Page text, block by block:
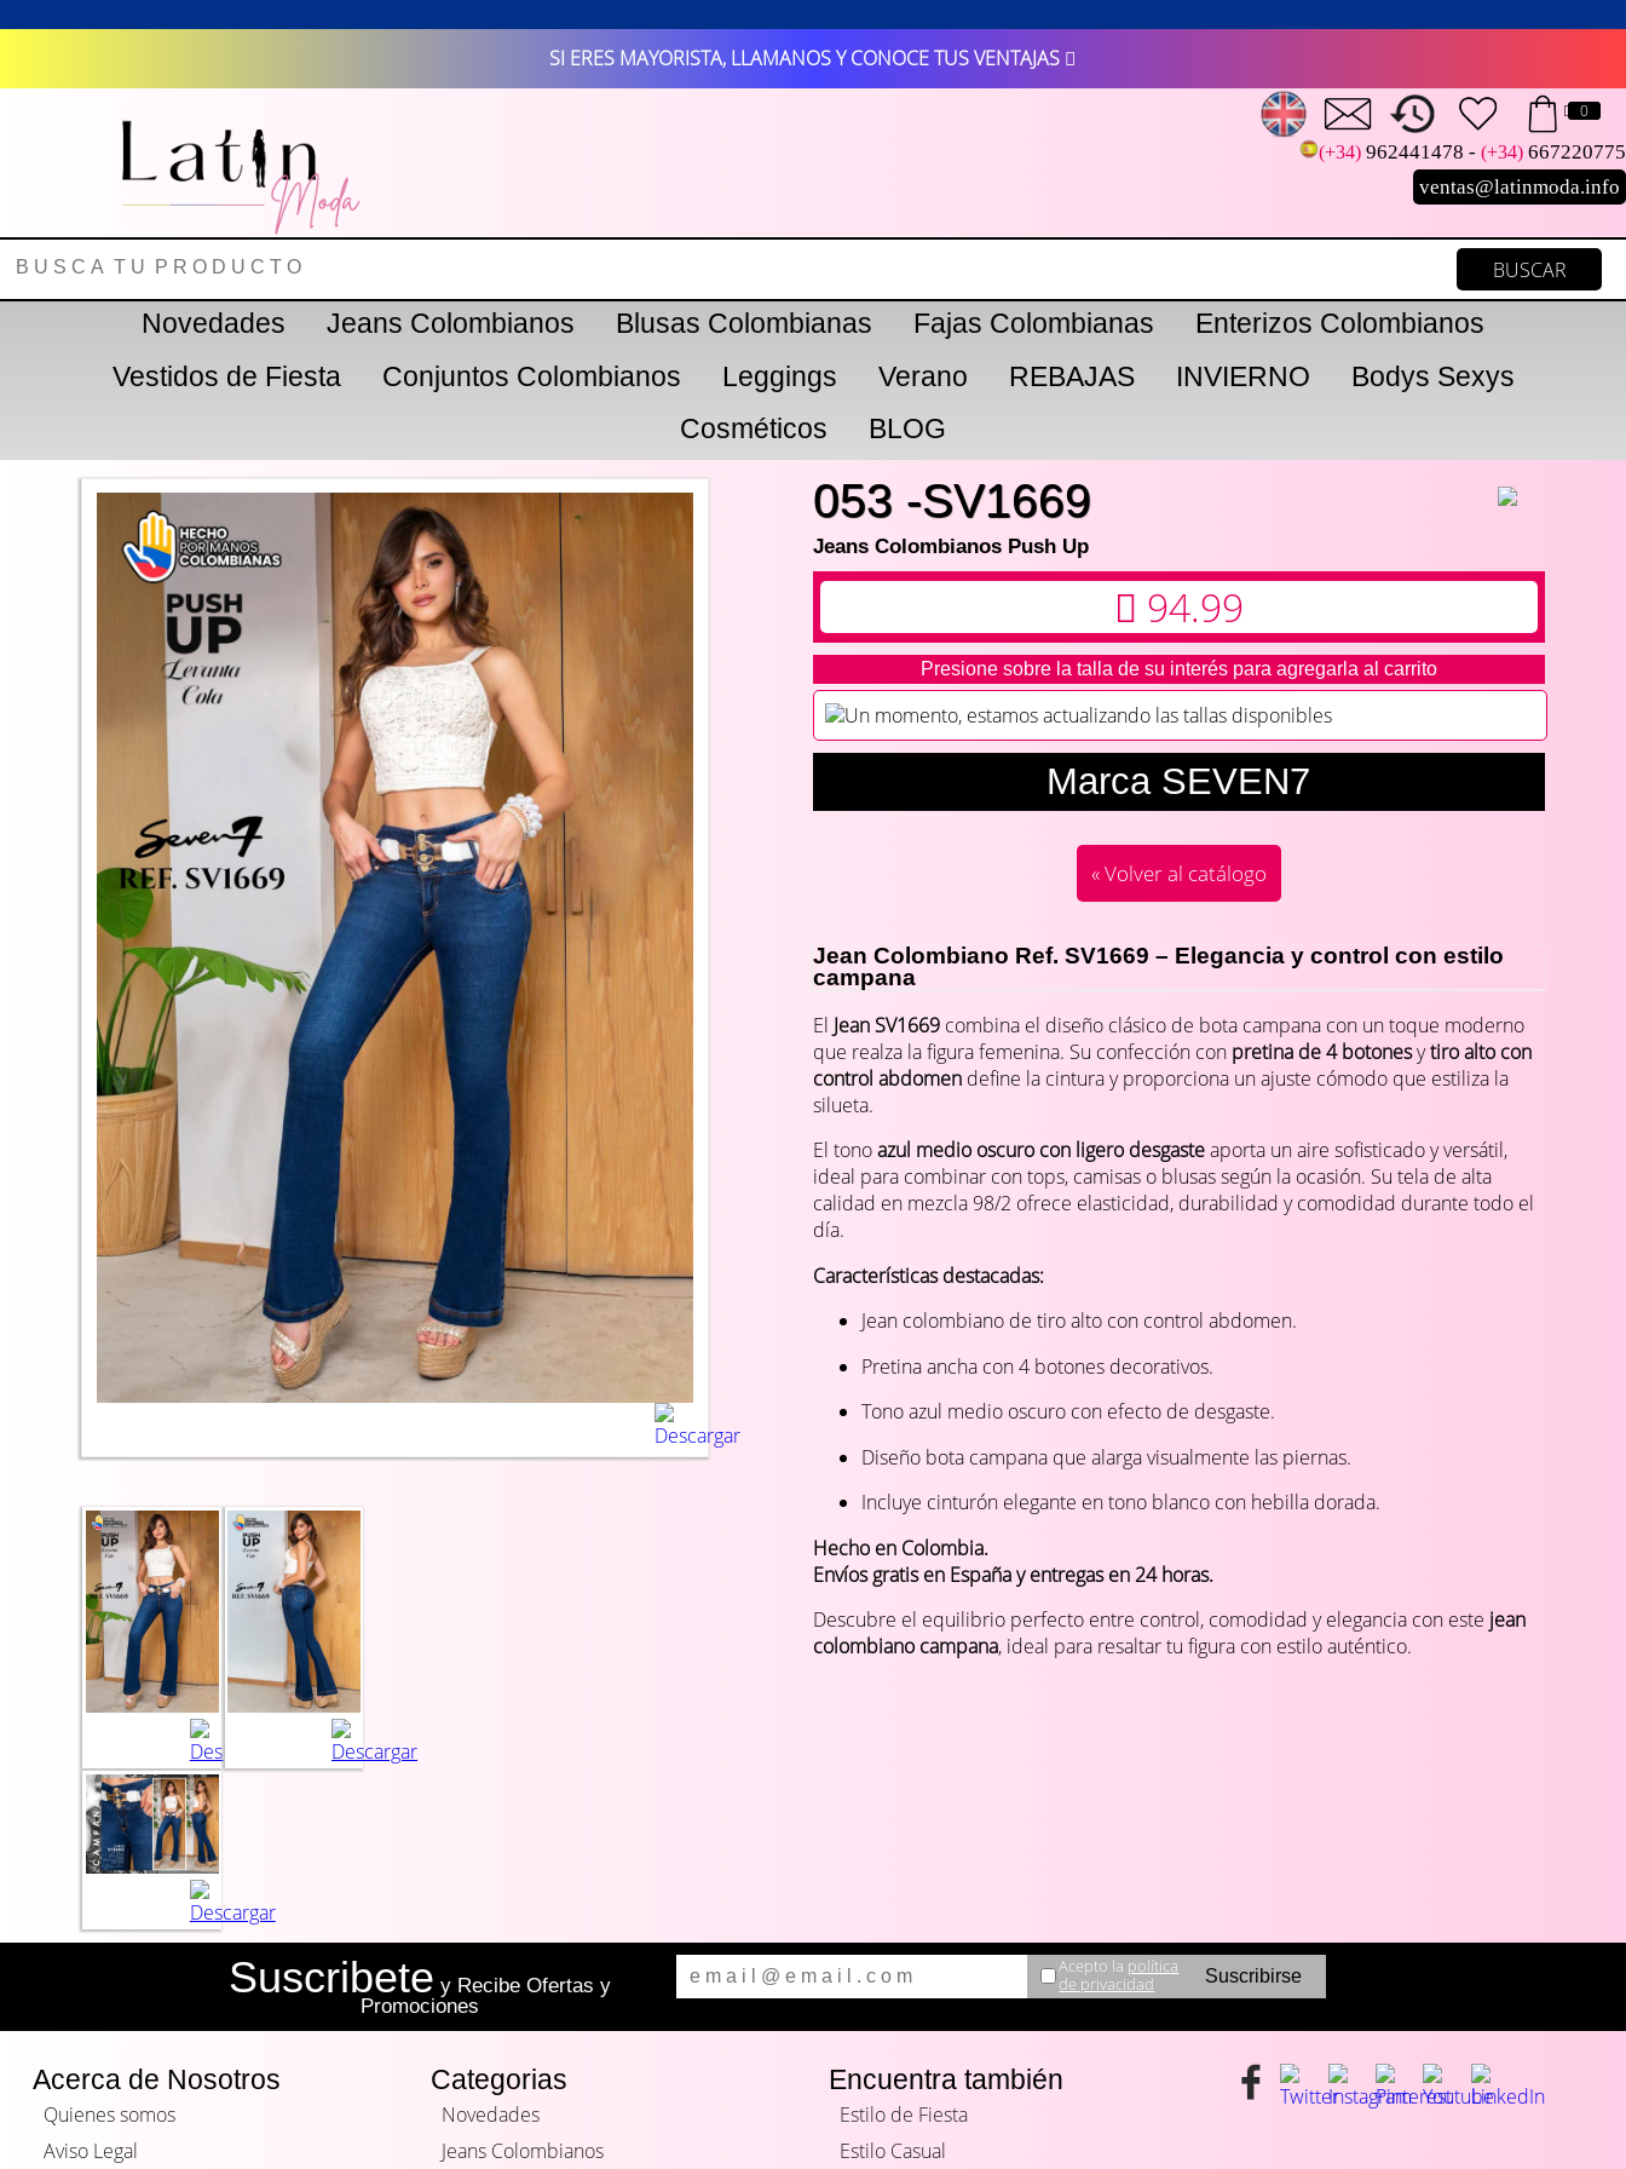
SI ERES MAYORISTA, LLAMANOS Y CONOCE TUS VENTAJAS
0
(+34)962441478 - (+34)667220775
ventas@latinmoda.info
Novedades Jeans Colombianos Blusas Colombianas Fajas Colombianas
Enterizos Colombianos
Vestidos de Fiesta
Conjuntos Colombianos Leggings Verano REBAJAS INVIERNO
Bodys Sexys
Cosméticos
BLOG
053 -SV1669
Jeans Colombianos Push Up
94.99
Presione sobre la talla de su interés para agregarla al carrito
Un momento, estamos actualizando las tallas disponibles
Marca SEVEN7
« Volver al catálogo
Jean Colombiano Ref. SV1669 – Elegancia y control con estilo
campana
El Jean SV1669combina el diseño clásico de bota campana con un toque moderno
que realza la figura femenina. Su confección con pretina de 4 botonesytiro alto con
control abdomendefine la cintura y proporciona un ajuste cómodo que estiliza la
silueta.
El tonoazul medio oscuro con ligero desgasteaporta un aire sofisticado y versátil,
ideal para combinar con tops, camisas o blusas según la ocasión. Su tela de alta
calidad en mezcla 98/2 ofrece elasticidad, durabilidad y comodidad durante todo el
día.
Características destacadas:
Jean colombiano de tiro alto con control abdomen.
Pretina ancha con 4 botones decorativos.
Tono azul medio oscuro con efecto de desgaste.
Diseño bota campana que alarga visualmente las piernas.
Incluye cinturón elegante en tono blanco con hebilla dorada.
Hecho en Colombia.
Envíos gratis en España y entregas en 24 horas.
Descubre el equilibrio perfecto entre control, comodidad y elegancia con este jean
colombiano campana, ideal para resaltar tu figura con estilo auténtico.
Suscribete y Recibe Ofertas y
Promociones
Acepto la política
de privacidad
Acerca de Nosotros
Quienes somos
Aviso Legal
Categorias
Novedades
Jeans Colombianos
Encuentra también
Estilo de Fiesta
Estilo Casual